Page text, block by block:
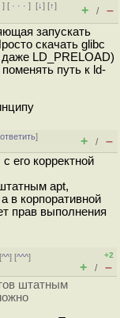
] [ · · ·][↓] [↑]
+ / –
запускать
скачать glibc
LD_PRELOAD)
путь к ld-
ответить]
+ / –
его корректной
apt,
в корпоративной
прав выполнения
^^] [^^^]
+2
+ / –
штатным